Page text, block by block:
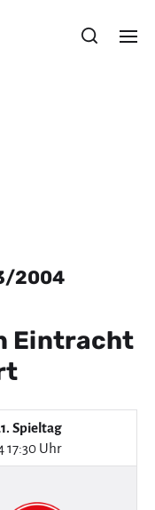
2004
Eintracht
Spieltag
17:30 Uhr